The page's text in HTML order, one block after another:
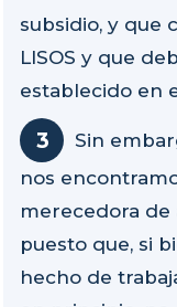
subsidio, y que
LISOS y que
establecido en
Sin
nos
merecedora de
puesto que, si
hecho de